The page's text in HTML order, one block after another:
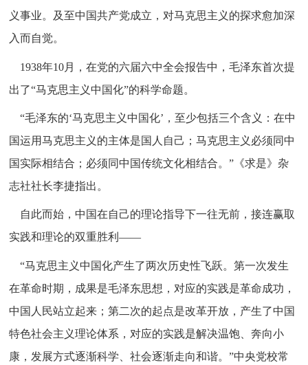
义事业。及至中国共产党成立，对马克思主义的探求愈加深
入而自觉。
1938年10月，在党的六届六中全会报告中，毛泽东首次提
出了“马克思主义中国化”的科学命题。
“毛泽东的‘马克思主义中国化’，至少包括三个含义：在中
国运用马克思主义的主体是国人自己；马克思主义必须同中
国实际相结合；必须同中国传统文化相结合。”《求是》杂
志社社长李捷指出。
自此而始，中国在自己的理论指导下一往无前，接连赢取
实践和理论的双重胜利——
“马克思主义中国化产生了两次历史性飞跃。第一次发生
在革命时期，成果是毛泽东思想，对应的实践是革命成功，
中国人民站立起来；第二次的起点是改革开放，产生了中国
特色社会主义理论体系，对应的实践是解决温饱、奔向小
康，发展方式逐渐科学、社会逐渐走向和谐。”中央党校常